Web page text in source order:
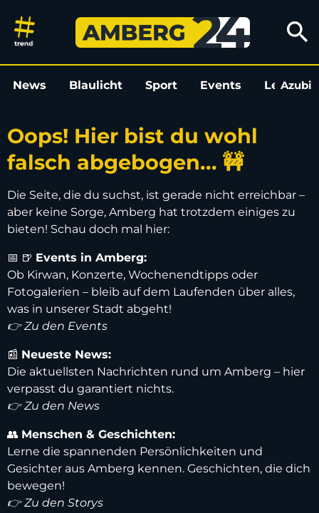
Oops! Hier bist du wohl falsch
search
News Blaulicht Sport Events LeoAzubi
Oops! Hier bist du wohl
falsch abgebogen... 🚧
Die Seite, die du suchst, ist gerade nicht erreichbar –
aber keine Sorge, Amberg hat trotzdem einiges zu
bieten! Schau doch mal hier:
📅 🍺 Events in Amberg:
Ob Kirwan, Konzerte, Wochenendtipps oder
Fotogalerien – bleib auf dem Laufenden über alles,
was in unserer Stadt abgeht!
👉 Zu den Events
📰 Neueste News:
Die aktuellsten Nachrichten rund um Amberg – hier
verpasst du garantiert nichts.
👉 Zu den News
👥 Menschen & Geschichten:
Lerne die spannenden Persönlichkeiten und
Gesichter aus Amberg kennen. Geschichten, die dich
bewegen!
👉 Zu den Storys